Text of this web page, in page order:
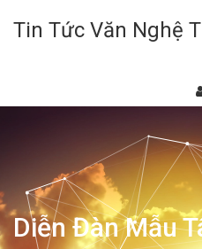
Tin Tức Văn Nghệ
Diễn Đàn Mẫu